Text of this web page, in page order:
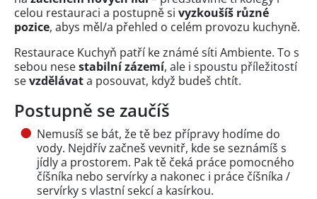
celou restauraci a postupně si vyzkoušíš různé
pozice, abys měl/a přehled o celém provozu kuchyně.
Restaurace Kuchyň patří ke známé síti Ambiente. To s
sebou nesestabilní zázemí, ale i spoustu příležitostí
sevzdělávata posouvat, když budeš chtít.
Postupně se zaučíš
Nemusíš se bát, že tě bez přípravy hodíme do
vody. Nejdřív začneš vevnitř, kde se seznámíš s
jídly a prostorem. Pak tě čeká práce pomocného
číšníka nebo servírky a nakonec i práce číšníka /
servírky s vlastní sekcí a kasírkou.